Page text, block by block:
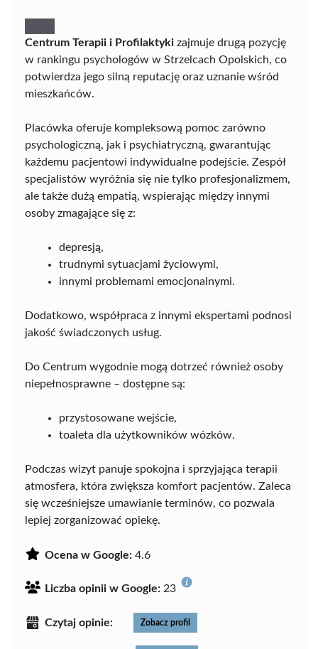
Centrum Terapii i Profilaktyki zajmuje drugą pozycję
w rankingu psychologów w Strzelcach Opolskich, co
potwierdza jego silną reputację oraz uznanie wśród
mieszkańców.
Placówka oferuje kompleksową pomoc zarówno
psychologiczną, jak i psychiatryczną, gwarantując
każdemu pacjentowi indywidualne podejście. Zespół
specjalistów wyróżnia się nie tylko profesjonalizmem,
ale także dużą empatią, wspierając między innymi
osoby zmagające się z:
depresją,
trudnymi sytuacjami życiowymi,
innymi problemami emocjonalnymi.
Dodatkowo, współpraca z innymi ekspertami podnosi
jakość świadczonych usług.
Do Centrum wygodnie mogą dotrzeć również osoby
niepełnosprawne – dostępne są:
przystosowane wejście,
toaleta dla użytkowników wózków.
Podczas wizyt panuje spokojna i sprzyjająca terapii
atmosfera, która zwiększa komfort pacjentów. Zaleca
się wcześniejsze umawianie terminów, co pozwala
lepiej zorganizować opiekę.
Ocena w Google: 4.6
Liczba opinii w Google: 23
Czytaj opinie: Zobacz profil